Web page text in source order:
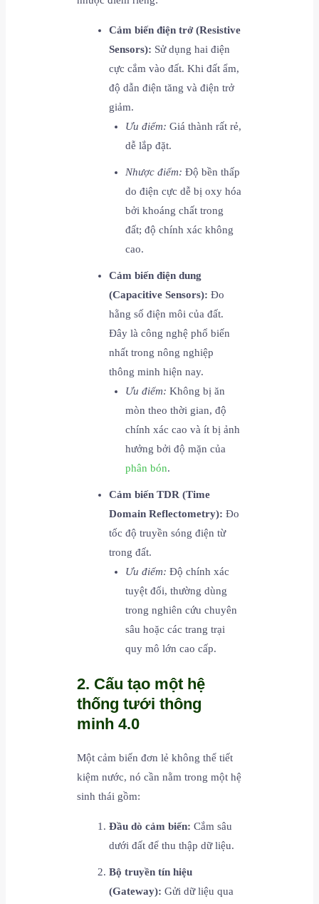
Cảm biến điện trở (Resistive
Sensors): Sử dụng hai điện
cực cắm vào đất. Khi đất ẩm,
độ dẫn điện tăng và điện trở
giảm.
Ưu điểm: Giá thành rất rẻ,
dễ lắp đặt.
Nhược điểm: Độ bền thấp
do điện cực dễ bị oxy hóa
bởi khoáng chất trong
đất; độ chính xác không
cao.
Cảm biến điện dung
(Capacitive Sensors): Đo
hằng số điện môi của đất.
Đây là công nghệ phổ biến
nhất trong nông nghiệp
thông minh hiện nay.
Ưu điểm: Không bị ăn
mòn theo thời gian, độ
chính xác cao và ít bị ảnh
hưởng bởi độ mặn của
phân bón.
Cảm biến TDR (Time
Domain Reflectometry): Đo
tốc độ truyền sóng điện từ
trong đất.
Ưu điểm: Độ chính xác
tuyệt đối, thường dùng
trong nghiên cứu chuyên
sâu hoặc các trang trại
quy mô lớn cao cấp.
2. Cấu tạo một hệ
thống tưới thông
minh 4.0
Một cảm biến đơn lẻ không thể tiết
kiệm nước, nó cần nằm trong một hệ
sinh thái gồm:
Đầu dò cảm biến: Cắm sâu
dưới đất để thu thập dữ liệu.
Bộ truyền tín hiệu
(Gateway): Gửi dữ liệu qua